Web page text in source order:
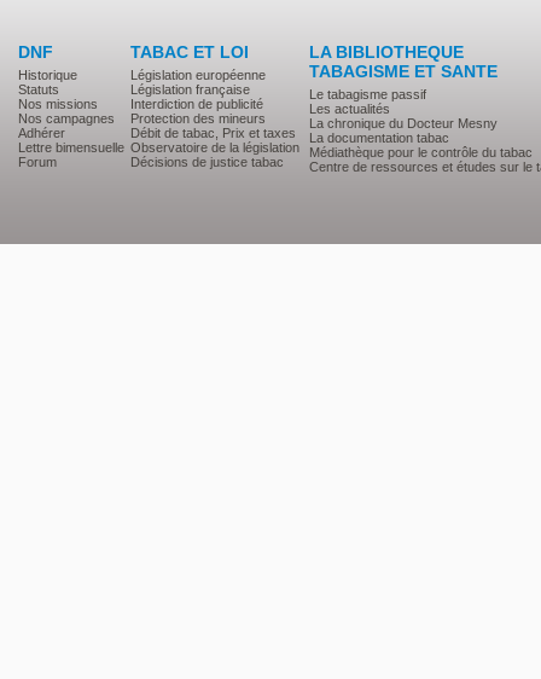
DNF
Historique
Statuts
Nos missions
Nos campagnes
Adhérer
Lettre bimensuelle
Forum
TABAC ET LOI
Législation européenne
Législation française
Interdiction de publicité
Protection des mineurs
Débit de tabac, Prix et taxes
Observatoire de la législation
Décisions de justice tabac
LA BIBLIOTHEQUE
TABAGISME ET SANTE
Le tabagisme passif
Les actualités
La chronique du Docteur Mesny
La documentation tabac
Médiathèque pour le contrôle du tabac
Centre de ressources et études sur le